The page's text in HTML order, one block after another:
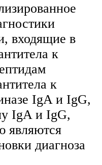
входящие в
к
к
IgA и IgG,
IgA и IgG,
являются
диагноза